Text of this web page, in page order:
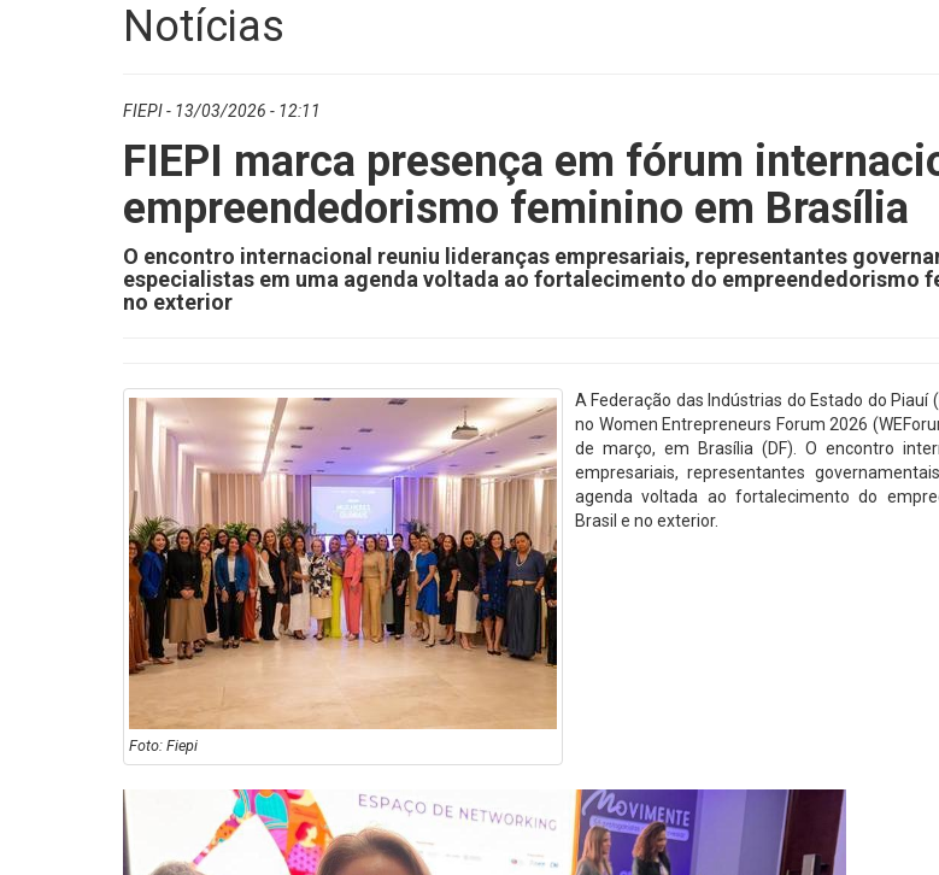
Notícias
FIEPI - 13/03/2026 - 12:11
FIEPI marca presença em fórum
empreendedorismo feminino em Brasília
O encontro internacional reuniu lideranças empresariais, representantes
especialistas em uma agenda voltada ao fortalecimento do empreendedorismo
no exterior
Foto: Fiepi
A Federação das Indústrias do Estado do Piauí
no Women Entrepreneurs Forum 2026
de março, em Brasília (DF). O encontro
empresariais, representantes
agenda voltada ao fortalecimento do
Brasil e no exterior.